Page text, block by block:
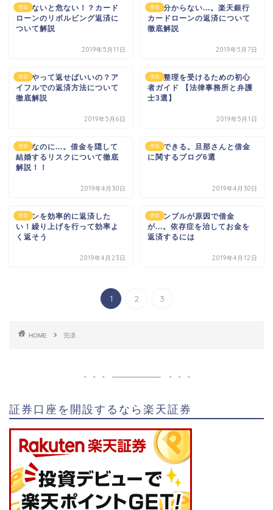
借金
知らないと危ない！？カード
ローンのリボルビング返済に
ついて解説
2019年5月11日
借金
よく分からない...。楽天銀行
カードローンの返済について
徹底解説
2019年5月7日
借金
どうやって返せばいいの？ア
イフルでの返済方法について
徹底解説
2019年5月6日
借金
債務整理を受けるための初心
者ガイド 【法律事務所と弁護
士3選】
2019年5月1日
借金
新婚なのに...。借金を隠して
結婚するリスクについて徹底
解説！！
2019年4月30日
借金
共感できる。旦那さんと借金
に関するブログ6選
2019年4月30日
借金
ローンを効率的に返済した
い！繰り上げを行って効率よ
く返そう
2019年4月23日
借金
ギャンブルが原因で借金
が...。依存症を治してお金を
返済するには
2019年4月12日
1 2 3
HOME 完済
証券口座を開設するなら楽天証券